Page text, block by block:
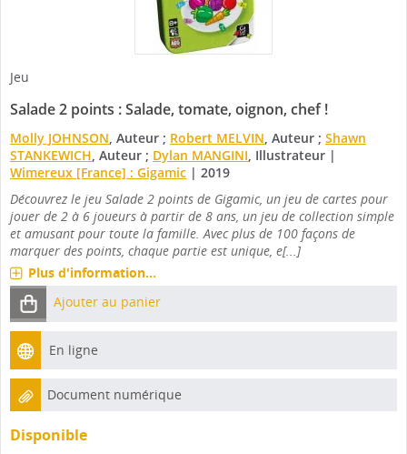
Jeu
Salade 2 points : Salade, tomate, oignon, chef !
Molly JOHNSON, Auteur ; Robert MELVIN, Auteur ; Shawn
STANKEWICH, Auteur ; Dylan MANGINI, Illustrateur |
Wimereux [France] : Gigamic | 2019
Découvrez le jeu Salade 2 points de Gigamic, un jeu de cartes pour
jouer de 2 à 6 joueurs à partir de 8 ans, un jeu de collection simple
et amusant pour toute la famille. Avec plus de 100 façons de
marquer des points, chaque partie est unique, e[...]
Plus d'information...
Ajouter au panier
En ligne
Document numérique
Disponible